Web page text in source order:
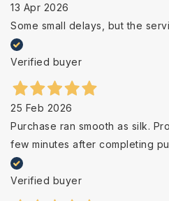
13 Apr 2026
Some small delays, but the
Verified buyer
25 Feb 2026
Purchase ran smooth as silk.
few minutes after completing
Verified buyer